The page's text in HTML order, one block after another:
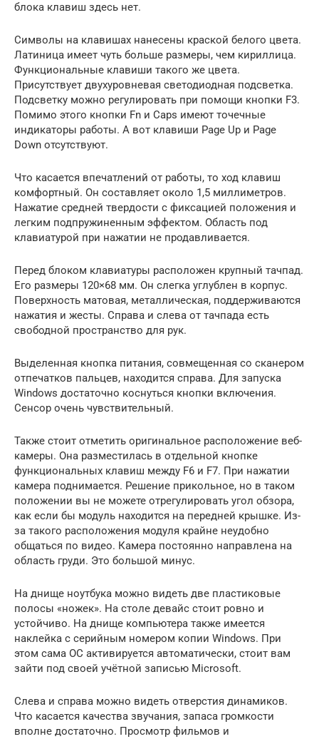
блока клавиш здесь нет.
Символы на клавишах нанесены краской белого цвета.
Латиница имеет чуть больше размеры, чем кириллица.
Функциональные клавиши такого же цвета.
Присутствует двухуровневая светодиодная подсветка.
Подсветку можно регулировать при помощи кнопки F3.
Помимо этого кнопки Fn и Caps имеют точечные
индикаторы работы. А вот клавиши Page Up и Page
Down отсутствуют.
Что касается впечатлений от работы, то ход клавиш
комфортный. Он составляет около 1,5 миллиметров.
Нажатие средней твердости с фиксацией положения и
легким подпружиненным эффектом. Область под
клавиатурой при нажатии не продавливается.
Перед блоком клавиатуры расположен крупный тачпад.
Его размеры 120×68 мм. Он слегка углублен в корпус.
Поверхность матовая, металлическая, поддерживаются
нажатия и жесты. Справа и слева от тачпада есть
свободной пространство для рук.
Выделенная кнопка питания, совмещенная со сканером
отпечатков пальцев, находится справа. Для запуска
Windows достаточно коснуться кнопки включения.
Сенсор очень чувствительный.
Также стоит отметить оригинальное расположение веб-
камеры. Она разместилась в отдельной кнопке
функциональных клавиш между F6 и F7. При нажатии
камера поднимается. Решение прикольное, но в таком
положении вы не можете отрегулировать угол обзора,
как если бы модуль находится на передней крышке. Из-
за такого расположения модуля крайне неудобно
общаться по видео. Камера постоянно направлена на
область груди. Это большой минус.
На днище ноутбука можно видеть две пластиковые
полосы «ножек». На столе девайс стоит ровно и
устойчиво. На днище компьютера также имеется
наклейка с серийным номером копии Windows. При
этом сама ОС активируется автоматически, стоит вам
зайти под своей учётной записью Microsoft.
Слева и справа можно видеть отверстия динамиков.
Что касается качества звучания, запаса громкости
вполне достаточно. Просмотр фильмов и